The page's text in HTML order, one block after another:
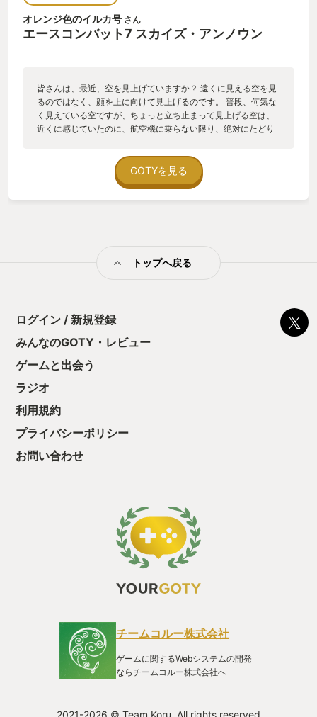
オレンジ色のイルカ号 さん
エースコンバット7 スカイズ・アンノウン
皆さんは、最近、空を見上げていますか？ 遠くに見える空を見
るのではなく、顔を上に向けて見上げるのです。 普段、何気な
く見えている空ですが、ちょっと立ち止まって見上げる空は、
近くに感じていたのに、航空機に乗らない限り、絶対にたどり
くことのできない場所を、思いのままに飛び回れることができ
るのです。この作品は。 シリーズを重ねてきた今作では、空の
表現がさらに強化され、雲が刻々と変化していたり、雲の突入
美しく、壮大な空を自由に、そして、気持ちよく自由に飛行す
います。 これらは、遊んでいく中で、徐々に増えていくことに
れています。 それもそのはず、クレジットには、有名な航空機
メーカーの許諾を得ているため、そのロゴが表示されていまし
た。 これらほぼ完全に表現された航空機に搭乗し、敵航空機の
後ろを取るべくドッグファイトに明け暮れることができるので
あっさり目が多いイメージをお持ちの方も多いかと思います。
ステージの合間に挿入される美麗なムービーシーンだけでな
く、ステージ開始前に開催されるブリーフィングの会話やドッ
グファイトの最中に交わされる仲間同士の通信が、空白を保管
っているというのはもちろんなのですが、プレイヤーの感情を
高ぶらせたり不安にさせたり、それらは映像とともにプレイヤ
ーにガツンと響いてくるんです。 一人で遊ぶキャンペーンモー
ドもいいのですが、オンラインで遊ぶマルチプレイモードも短
時間で遊べるので、非常にお手軽に対戦プレイが楽しめます。
していない航空機に搭乗して、ステージの隅々まで、気になる
です。 ミリタリー好きな私としては、この作品に『Your GOTY
2024』を授与したいと思います。 引き続き、空を飛び回って
きます。それでは。
GOTYを見る
トップへ戻る
ログイン / 新規登録
みんなのGOTY・レビュー
ゲームと出会う
ラジオ
利用規約
プライバシーポリシー
お問い合わせ
チームコルー株式会社
ゲームに関するWebシステムの開発
ならチームコルー株式会社へ
2021-2026 © Team Koru. All rights reserved